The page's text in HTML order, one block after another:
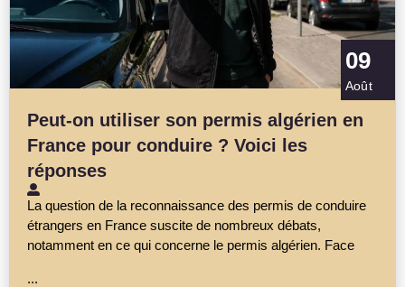
09
Août
Peut-on utiliser son permis algérien en
France pour conduire ? Voici les
réponses
La question de la reconnaissance des permis de conduire
étrangers en France suscite de nombreux débats,
notamment en ce qui concerne le permis algérien. Face
...